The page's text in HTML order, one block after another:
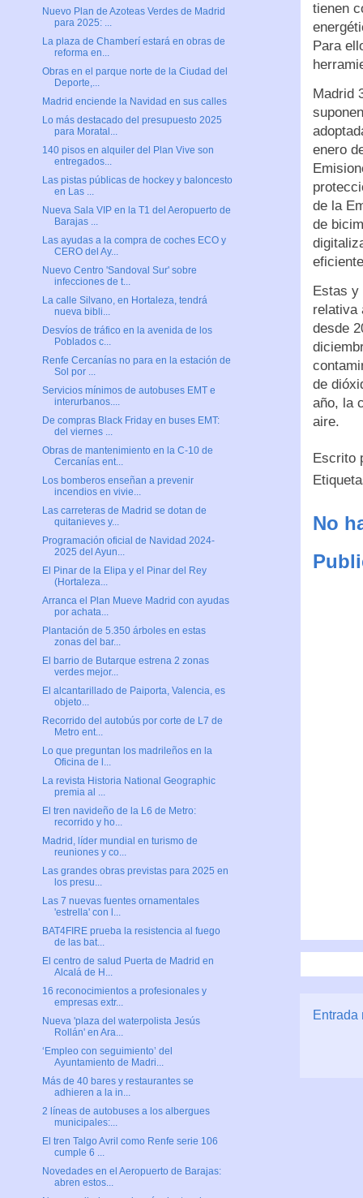
tienen
Para
Madrid
enero
de la
de
Estas y
relativa
desde
de
año, la
aire.
Escrito
No
Entrada
Nuevo Plan de Azoteas Verdes de Madrid
para 2025: ...
La plaza de Chamberí estará en obras de
reforma en...
Obras en el parque norte de la Ciudad del
Deporte,...
Madrid enciende la Navidad en sus calles
Lo más destacado del presupuesto 2025
para Moratal...
140 pisos en alquiler del Plan Vive son
entregados...
Las pistas públicas de hockey y baloncesto
en Las ...
Nueva Sala VIP en la T1 del Aeropuerto de
Barajas ...
Las ayudas a la compra de coches ECO y
CERO del Ay...
Nuevo Centro 'Sandoval Sur' sobre
infecciones de t...
La calle Silvano, en Hortaleza, tendrá
nueva bibli...
Desvíos de tráfico en la avenida de los
Poblados c...
Renfe Cercanías no para en la estación de
Sol por ...
Servicios mínimos de autobuses EMT e
interurbanos....
De compras Black Friday en buses EMT:
del viernes ...
Obras de mantenimiento en la C-10 de
Cercanías ent...
Los bomberos enseñan a prevenir
incendios en vivie...
Las carreteras de Madrid se dotan de
quitanieves y...
Programación oficial de Navidad 2024-
2025 del Ayun...
El Pinar de la Elipa y el Pinar del Rey
(Hortaleza...
Arranca el Plan Mueve Madrid con ayudas
por achata...
Plantación de 5.350 árboles en estas
zonas del bar...
El barrio de Butarque estrena 2 zonas
verdes mejor...
El alcantarillado de Paiporta, Valencia, es
objeto...
Recorrido del autobús por corte de L7 de
Metro ent...
Lo que preguntan los madrileños en la
Oficina de l...
La revista Historia National Geographic
premia al ...
El tren navideño de la L6 de Metro:
recorrido y ho...
Madrid, líder mundial en turismo de
reuniones y co...
Las grandes obras previstas para 2025 en
los presu...
Las 7 nuevas fuentes ornamentales
'estrella' con l...
BAT4FIRE prueba la resistencia al fuego
de las bat...
El centro de salud Puerta de Madrid en
Alcalá de H...
16 reconocimientos a profesionales y
empresas extr...
Nueva 'plaza del waterpolista Jesús
Rollán' en Ara...
‘Empleo con seguimiento’ del
Ayuntamiento de Madri...
Más de 40 bares y restaurantes se
adhieren a la in...
2 líneas de autobuses a los albergues
municipales:...
El tren Talgo Avril como Renfe serie 106
cumple 6 ...
Novedades en el Aeropuerto de Barajas:
abren estos...